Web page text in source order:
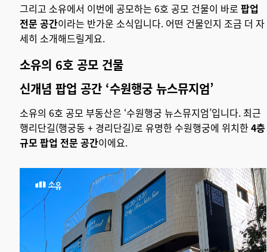
그리고 소유에서 이번에 공모하는 6호 공모 건물이 바로 팝업
전문 공간이라는 반가운 소식입니다. 어떤 건물인지 조금 더 자
세히 소개해드릴게요.
소유의 6호 공모 건물
신개념 팝업 공간 ‘수원행궁 뉴스뮤지엄’
소유의 6호 공모 부동산은 ‘수원행궁 뉴스뮤지엄’입니다. 최근
행리단길(행궁동 + 경리단길)로 유명한 수원행궁에 위치한4층
규모 팝업 전문 공간이에요.